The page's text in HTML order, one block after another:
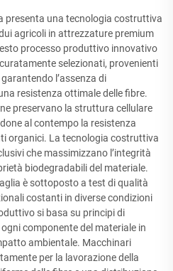
presenta una tecnologia costruttiva
agricoli in attrezzature premium
processo produttivo innovativo
selezionati, provenienti
l’assenza di
resistenza ottimale delle fibre.
preservano la struttura cellulare
al contempo la resistenza
organici. La tecnologia costruttiva
che massimizzano l’integrità
biodegradabili del materiale.
è sottoposto a test di qualità
costanti in diverse condizioni
si basa su principi di
componente del materiale in
ambientale. Macchinari
per la lavorazione della